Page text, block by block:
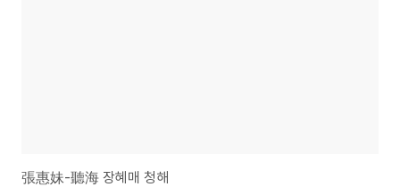
張惠妹-聽海 장혜매 청해